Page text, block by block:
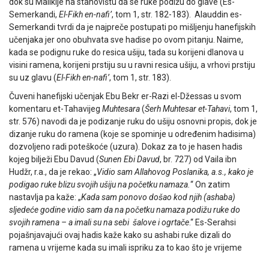
Semerkandi, El-Fikh en-nafi’, tom 1, str. 182-183). Alauddin es-
Semerkandi tvrdi da je najpreče postupati po mišljenju hanefijskih
učenjaka jer ono obuhvata sve hadise po ovom pitanju. Naime,
kada se podignu ruke do resica ušiju, tada su korijeni dlanova u
visini ramena, korijeni prstiju su u ravni resica ušiju, a vrhovi prstiju
su uz glavu (El-Fikh en-nafi’, tom 1, str. 183).
Čuveni hanefijski učenjak Ebu Bekr er-Razi el-Džessas u svom
komentaru et-Tahavijeg Muhtesara(Šerh Muhtesar et-Tahavi, tom 1,
str. 576) navodi da je podizanje ruku do ušiju osnovni propis, dok je
dizanje ruku do ramena (koje se spominje u određenim hadisima)
dozvoljeno radi poteškoće (uzura). Dokaz za to je hasen hadis
kojeg bilježi Ebu Davud (Sunen Ebi Davud, br. 727) od Vaila ibn
Hudžr, r.a., da je rekao: „Vidio sam Allahovog Poslanika, a.s., kako je
podigao ruke blizu svojih ušiju na početku namaza. “ On zatim
nastavlja pa kaže: „Kada sam ponovo došao kod njih (ashaba)
sljedeće godine vidio sam da na početku namaza podižu ruke do
svojih ramena – a imali su na sebi šalove i ogrtače.“ Es-Serahsi
pojašnjavajući ovaj hadis kaže kako su ashabi ruke dizali do
ramena u vrijeme kada su imali ispriku za to kao što je vrijeme